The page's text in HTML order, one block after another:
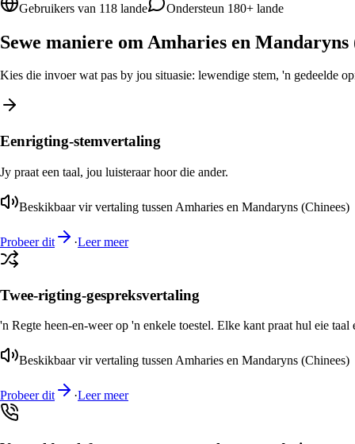
Gebruikers van 118 lande Ondersteun 180+ lande
Sewe maniere om Amharies en
Kies die invoer wat pas by jou situasie: lewendige stem, 'n gedeelde
Eenrigting-stemvertaling
Jy praat een taal, jou luisteraar hoor die ander.
Beskikbaar vir vertaling tussen Amharies en Mandaryns (Chinees)
Probeer dit ·Leer meer
Twee-rigting-gespreksvertaling
'n Regte heen-en-weer op 'n enkele toestel. Elke kant praat hul eie taal
Beskikbaar vir vertaling tussen Amharies en Mandaryns (Chinees)
Probeer dit ·Leer meer